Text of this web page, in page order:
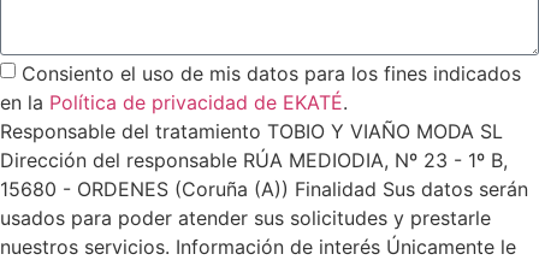
Consiento el uso de mis datos para los fines indicados
en la Política de privacidad de EKATÉ.
Responsable del tratamiento TOBIO Y VIAÑO MODA SL
Dirección del responsable RÚA MEDIODIA, Nº 23 - 1º B,
15680 - ORDENES (Coruña (A)) Finalidad Sus datos serán
usados para poder atender sus solicitudes y prestarle
nuestros servicios. Información de interés Únicamente le